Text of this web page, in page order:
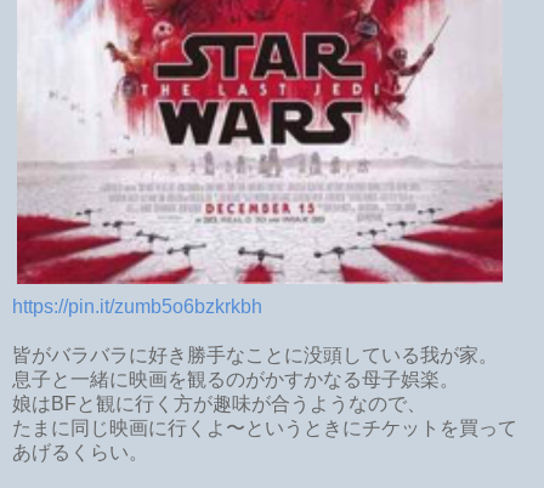
https://pin.it/zumb5o6bzkrkbh
皆がバラバラに好き勝手なことに没頭している我が家。
息子と一緒に映画を観るのがかすかなる母子娯楽。
娘はBFと観に行く方が趣味が合うようなので、
たまに同じ映画に行くよ〜というときにチケットを買って
あげるくらい。